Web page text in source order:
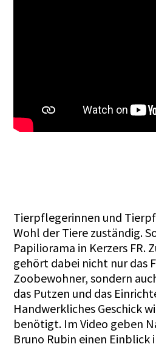
Tierpflegerinnen und
Wohl der Tiere zuständig.
Papiliorama in Kerzers FR.
gehört dabei nicht nur das
Zoobewohner, sondern
das Putzen und das
Handwerkliches Geschick
benötigt. Im Video geben
Bruno Rubin einen Einblick